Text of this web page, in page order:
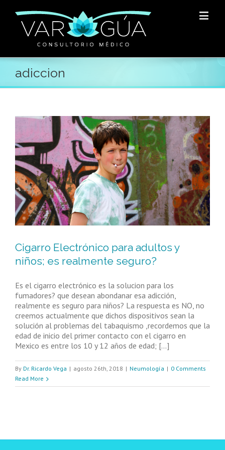
adiccion
Cigarro Electrónico para adultos y
niños; es realmente seguro?
Es el cigarro electrónico es la solucion para los
fumadores? que desean abondanar esa adicción,
realmente es seguro para niños? La respuesta es NO, no
creemos actualmente que dichos dispositivos sean la
solución al problemas del tabaquismo ,recordemos que la
edad de inicio del primer contacto con el cigarro en
Mexico es entre los 10 y 12 años de edad; [...]
By Dr. Ricardo Vega | agosto 26th, 2018 | Neumología | 0 Comments
Read More